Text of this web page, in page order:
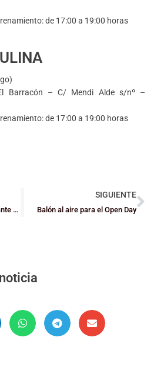
de 17:00 a 19:00 horas
Barracón – C/ Mendi Alde s/nº –
de 17:00 a 19:00 horas
La FViB rompe su silencio ante el bulling
SIGUIENTE
Balón al aire para el Open Day